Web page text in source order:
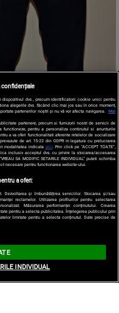
confidențiale
dvs., precum identificatorii cookie unici pentru
alegerile dvs. făcând clic mai jos sau în orice moment,
partenerilor noștri și nu vă vor afecta navigarea.
Mai
partenere, precum si furnizorii nostri de servicii de
pentru a personaliza continutul si anunturile
a va oferi functionalitati aferente retelelor de socializare
de art. 15-22 din GDPR in legatura cu prelucrarea
modalitatea indicata aici. Prin click pe “ACCEPT TOATE”,
inclusiv acceptul dvs. cu privire la stocarea/accesarea
SA MODIFIC SETARILE INDIVIDUAL” puteti schimba
necesare pentru functionarea website-ului.
a oferi:
Dezvoltarea și îmbunătățirea serviciilor. Stocarea și/sau
reclamelor. Utilizarea profilurilor pentru selectarea
Măsurarea performanței conținutului. Crearea
pentru a selecta publicitatea. Înțelegerea publicului prin
limitate pentru a selecta conținutul. Date precise de
INDIVIDUAL